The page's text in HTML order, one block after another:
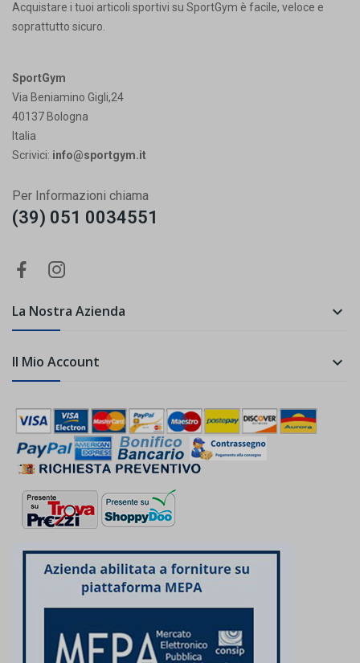
Acquistare i tuoi articoli sportivi su SportGym è facile, veloce e
soprattutto sicuro.
SportGym
Via Beniamino Gigli,24
40137 Bologna
Italia
Scrivici: info@sportgym.it
Per Informazioni chiama
(39) 051 0034551
La Nostra Azienda 
Il Mio Account 